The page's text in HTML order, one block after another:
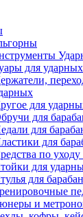
для ударных
для
для
для
для
по
для
для
и